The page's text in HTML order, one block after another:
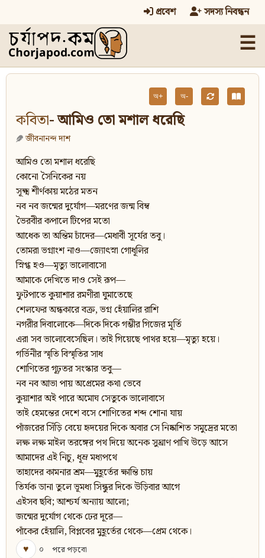
প্রবেশ সদস্য নিবন্ধন
☰
অ+ অ-
কবিতা- আমিও তো মশাল ধরেছি
জীবনানন্দ দাশ
আমিও তো মশাল ধরেছি
কোনো সৈনিকের নয়
সূক্ষ্ম শীর্ণকায় মঠের মতন
নব নব জন্মের দুর্যোগ—মরণের জন্ম বিম্ব
ভৈরবীর কপালে টিপের মতো
আধেক তা অন্তিম চাঁদের—মেধাবী সূর্যের তবু।
তোমরা ভগ্নাংশ নাও—জ্যোৎস্না গোধূলির
স্নিগ্ধ হও—মৃত্যু ভালোবাসো
আমাকে দেখিতে দাও সেই রূপ—
ফুটপাতে কুয়াশার রমণীরা ঘুমাতেছে
শেলফের অন্ধকারে বক্র, ভগ্ন হেঁয়ালির রাশি
নগরীর দিবালোকে—দিকে দিকে গম্ভীর গিজের মূর্তি
এরা সব ভালোবেসেছিল। তাই গিয়েছে পাথর হয়ে—মৃত্যু হয়ে।
গর্ভিনীর স্মৃতি বিস্মৃতির সাধ
শোণিতের গূঢ়তর সংস্কার তবু—
নব নব আভা পায় অপ্রেমের কথা ভেবে
কুয়াশার অই পারে অমোঘ সেতুকে ভালোবাসে
তাই হেমন্তের দেশে বসে শোণিতের শব্দ শোনা যায়
পাঁজরের সিঁড়ি বেয়ে হৃদয়ের দিকে অবার সে নিষ্কাশিত সমুদ্রের মতো
লক্ষ লক্ষ মাইল তরঙ্গের পথ দিয়ে অনেক সুঘ্রাণ পাখি উড়ে আসে
আমাদের এই নিচু, ধূম্র মধ্যপথে
তাহাদের কামনার শ্রম—মুহূর্তের ক্ষান্তি চায়
তির্যক ডানা তুলে ভূমধ্য সিন্ধুর দিকে উড়িবার আগে
এইসব ছবি; আশ্চর্য অন্যায় আলো;
জন্মের দুর্যোগ থেকে ঢের দূরে—
পাঁকের হেঁয়ালি, বিপ্লবের মুহূর্তের থেকে—প্রেম থেকে।
♥
০ পরে পড়বো